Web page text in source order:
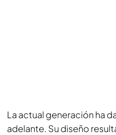
La actual generación ha
adelante. Su diseño